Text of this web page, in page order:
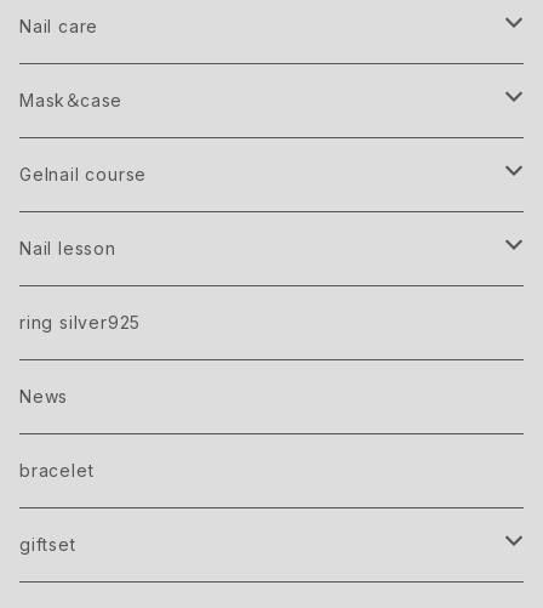
Point parts
Shell
flake
Studs
Mirror powder
brion
crash
silicon mat
Nail care
Hand＆Body cream
Bijouシリーズ
Lip balm
Mask＆case
Greige
Gray
Black
Silver
Gold
Gelnail course
Bridal gift ticket
care＋gel one color
gel one color
Gel nail gift ticket
Nail lesson
Beginner
Advanced
美容院で始めるフットジェルネイル講座
ring silver925
News
bracelet
giftset